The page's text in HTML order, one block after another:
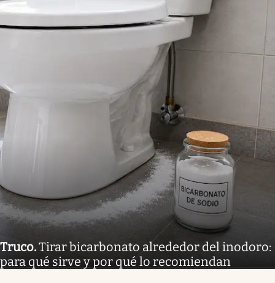
Truco.Tirar bicarbonato alrededor del inodoro:
para qué sirve y por qué lo recomiendan